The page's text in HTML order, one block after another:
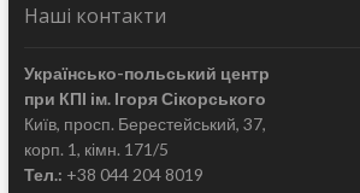
Наші контакти
Українсько-польський центр
при КПІ ім. Ігоря Сікорського
Київ, просп. Берестейський, 37,
корп. 1, кімн. 171/5
Тел.: +38 044 204 8019